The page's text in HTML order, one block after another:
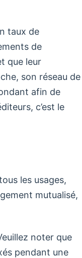
taux de
de
que leur
son réseau de
afin de
c’est le
les usages,
mutualisé,
noter que
pendant une